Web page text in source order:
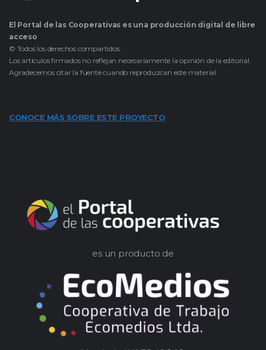
El Portal de las Cooperativas es una producción digital de libre
acceso
© Todos los derechos compartidos.
Los artículos firmados no reflejan necesariamente la opinión de la editorial.
Agradecemos citar la fuente cuando reproduzcan este material.
CONOCE MÁS SOBRE ESTE PROYECTO
es un producto de